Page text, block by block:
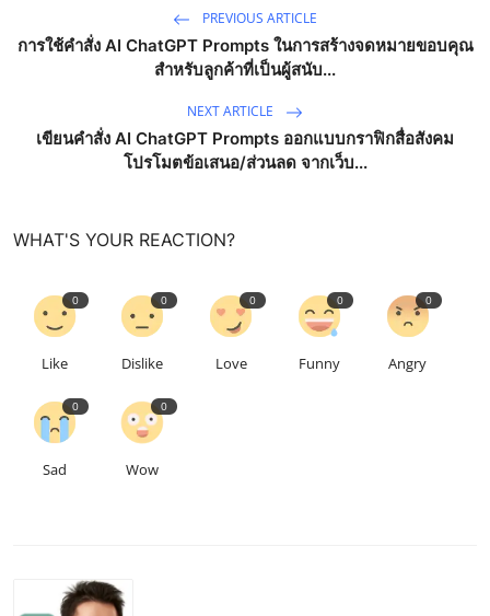
PREVIOUS ARTICLE
การใช้คำสั่ง AI ChatGPT Prompts ในการสร้างจดหมายขอบคุณ
สำหรับลูกค้าที่เป็นผู้สนับ...
NEXT ARTICLE
เขียนคำสั่ง AI ChatGPT Prompts ออกแบบกราฟิกสื่อสังคม
โปรโมตข้อเสนอ/ส่วนลด จากเว็บ...
WHAT'S YOUR REACTION?
0
Like
0
Dislike
0
Love
0
Funny
0
Angry
0
Sad
0
Wow